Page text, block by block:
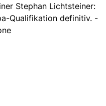
Stephan Lichtsteiner:
Qualifikation definitiv. -